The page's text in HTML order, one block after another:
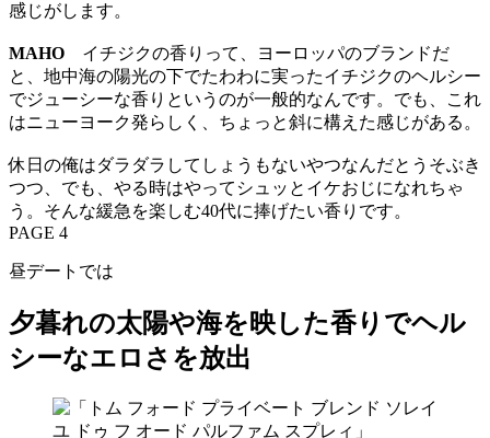
感じがします。
MAHO イチジクの香りって、ヨーロッパのブランドだ
と、地中海の陽光の下でたわわに実ったイチジクのヘルシー
でジューシーな香りというのが一般的なんです。でも、これ
はニューヨーク発らしく、ちょっと斜に構えた感じがある。
休日の俺はダラダラしてしょうもないやつなんだとうそぶき
つつ、でも、やる時はやってシュッとイケおじになれちゃ
う。そんな緩急を楽しむ40代に捧げたい香りです。
PAGE 4
昼デートでは
夕暮れの太陽や海を映した香りでヘル
シーなエロさを放出